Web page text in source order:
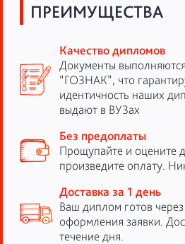
ПРЕИМУЩЕСТВА
Качество дипломов
Документы
“ГОЗНАК”, что
идентичность наших
выдают в ВУЗах
Без предоплаты
Прощупайте и оцените
произведите оплату.
Доставка за 1 день
Ваш диплом готов
оформления заявки.
течение дня.